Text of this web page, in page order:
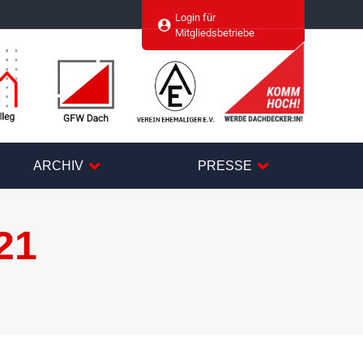
Login für
Mitgliedsbetriebe
ARCHIV PRESSE